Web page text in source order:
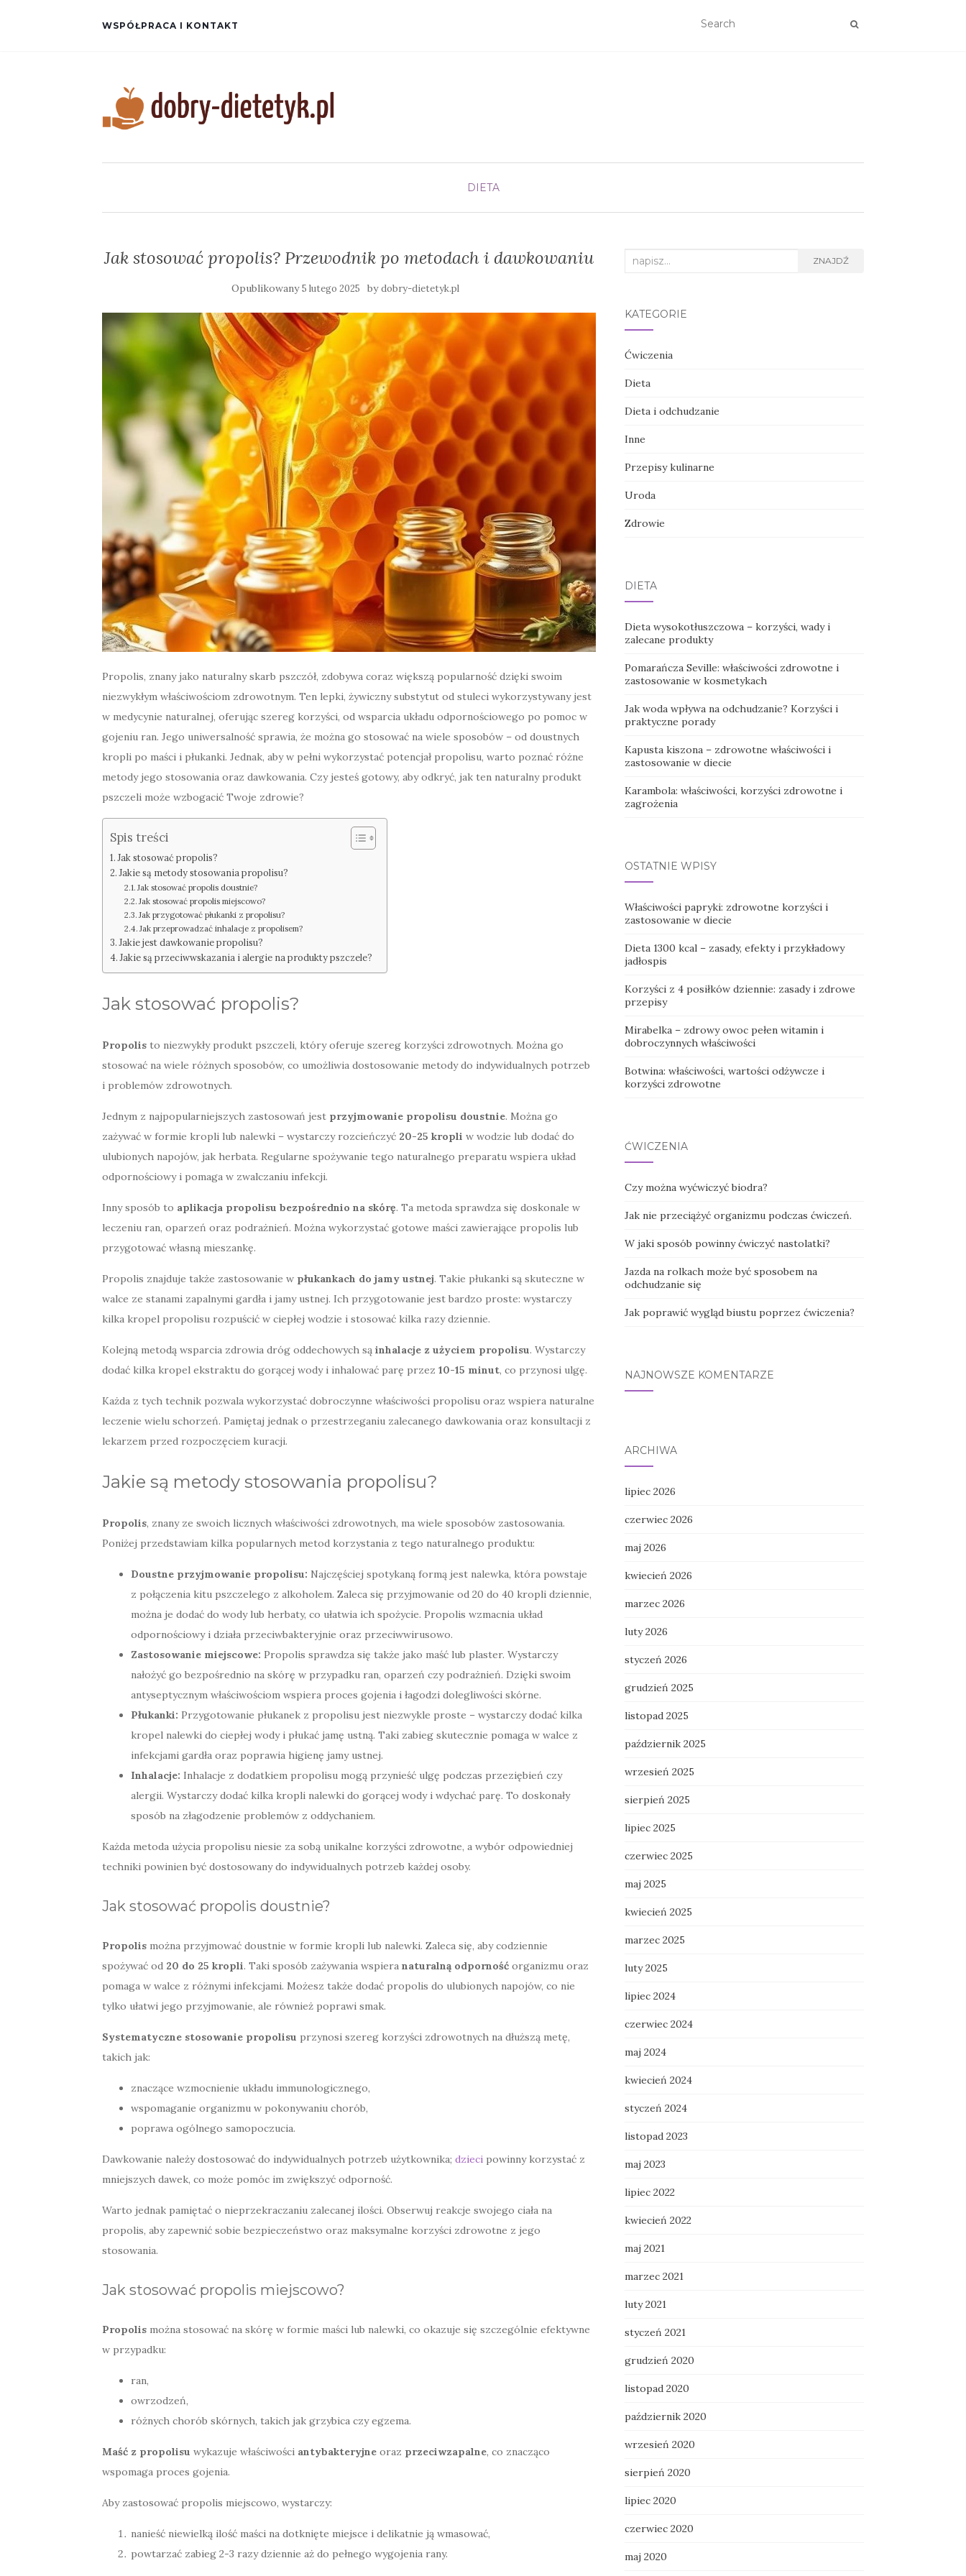
WSPÓŁPRACA I KONTAKT
DIETA
Jak stosować propolis? Przewodnik po metodach i dawkowaniu
Opublikowany5 lutego 2025 bydobry-dietetyk.pl
Propolis, znany jako naturalny skarb pszczół, zdobywa coraz większą popularność dzięki swoim
niezwykłym właściwościom zdrowotnym. Ten lepki, żywiczny substytut od stuleci wykorzystywany jest
w medycynie naturalnej, oferując szereg korzyści, od wsparcia układu odpornościowego po pomoc w
gojeniu ran. Jego uniwersalność sprawia, że można go stosować na wiele sposobów – od doustnych
kropli po maści i płukanki. Jednak, aby w pełni wykorzystać potencjał propolisu, warto poznać różne
metody jego stosowania oraz dawkowania. Czy jesteś gotowy, aby odkryć, jak ten naturalny produkt
pszczeli może wzbogacić Twoje zdrowie?
Spis treści
Jak stosować propolis?
Jakie są metody stosowania propolisu?
Jak stosować propolis doustnie?
Jak stosować propolis miejscowo?
Jak przygotować płukanki z propolisu?
Jak przeprowadzać inhalacje z propolisem?
Jakie jest dawkowanie propolisu?
Jakie są przeciwwskazania i alergie na produkty pszczele?
Jak stosować propolis?
Propolis to niezwykły produkt pszczeli, który oferuje szereg korzyści zdrowotnych. Można go
stosować na wiele różnych sposobów, co umożliwia dostosowanie metody do indywidualnych potrzeb
i problemów zdrowotnych.
Jednym z najpopularniejszych zastosowań jest przyjmowanie propolisu doustnie. Można go
zażywać w formie kropli lub nalewki – wystarczy rozcieńczyć 20-25 kropli w wodzie lub dodać do
ulubionych napojów, jak herbata. Regularne spożywanie tego naturalnego preparatu wspiera układ
odpornościowy i pomaga w zwalczaniu infekcji.
Inny sposób to aplikacja propolisu bezpośrednio na skórę. Ta metoda sprawdza się doskonale w
leczeniu ran, oparzeń oraz podrażnień. Można wykorzystać gotowe maści zawierające propolis lub
przygotować własną mieszankę.
Propolis znajduje także zastosowanie w płukankach do jamy ustnej. Takie płukanki są skuteczne w
walce ze stanami zapalnymi gardła i jamy ustnej. Ich przygotowanie jest bardzo proste: wystarczy
kilka kropel propolisu rozpuścić w ciepłej wodzie i stosować kilka razy dziennie.
Kolejną metodą wsparcia zdrowia dróg oddechowych są inhalacje z użyciem propolisu. Wystarczy
dodać kilka kropel ekstraktu do gorącej wody i inhalować parę przez 10-15 minut, co przynosi ulgę.
Każda z tych technik pozwala wykorzystać dobroczynne właściwości propolisu oraz wspiera naturalne
leczenie wielu schorzeń. Pamiętaj jednak o przestrzeganiu zalecanego dawkowania oraz konsultacji z
lekarzem przed rozpoczęciem kuracji.
Jakie są metody stosowania propolisu?
Propolis, znany ze swoich licznych właściwości zdrowotnych, ma wiele sposobów zastosowania.
Poniżej przedstawiam kilka popularnych metod korzystania z tego naturalnego produktu:
Doustne przyjmowanie propolisu: Najczęściej spotykaną formą jest nalewka, która powstaje
z połączenia kitu pszczelego z alkoholem. Zaleca się przyjmowanie od 20 do 40 kropli dziennie,
można je dodać do wody lub herbaty, co ułatwia ich spożycie. Propolis wzmacnia układ
odpornościowy i działa przeciwbakteryjnie oraz przeciwwirusowo.
Zastosowanie miejscowe: Propolis sprawdza się także jako maść lub plaster. Wystarczy
nałożyć go bezpośrednio na skórę w przypadku ran, oparzeń czy podrażnień. Dzięki swoim
antyseptycznym właściwościom wspiera proces gojenia i łagodzi dolegliwości skórne.
Płukanki: Przygotowanie płukanek z propolisu jest niezwykle proste – wystarczy dodać kilka
kropel nalewki do ciepłej wody i płukać jamę ustną. Taki zabieg skutecznie pomaga w walce z
infekcjami gardła oraz poprawia higienę jamy ustnej.
Inhalacje: Inhalacje z dodatkiem propolisu mogą przynieść ulgę podczas przeziębień czy
alergii. Wystarczy dodać kilka kropli nalewki do gorącej wody i wdychać parę. To doskonały
sposób na złagodzenie problemów z oddychaniem.
Każda metoda użycia propolisu niesie za sobą unikalne korzyści zdrowotne, a wybór odpowiedniej
techniki powinien być dostosowany do indywidualnych potrzeb każdej osoby.
Jak stosować propolis doustnie?
Propolis można przyjmować doustnie w formie kropli lub nalewki. Zaleca się, aby codziennie
spożywać od 20 do 25 kropli. Taki sposób zażywania wspiera naturalną odporność organizmu oraz
pomaga w walce z różnymi infekcjami. Możesz także dodać propolis do ulubionych napojów, co nie
tylko ułatwi jego przyjmowanie, ale również poprawi smak.
Systematyczne stosowanie propolisu przynosi szereg korzyści zdrowotnych na dłuższą metę,
takich jak:
znaczące wzmocnienie układu immunologicznego,
wspomaganie organizmu w pokonywaniu chorób,
poprawa ogólnego samopoczucia.
Dawkowanie należy dostosować do indywidualnych potrzeb użytkownika; dzieci powinny korzystać z
mniejszych dawek, co może pomóc im zwiększyć odporność.
Warto jednak pamiętać o nieprzekraczaniu zalecanej ilości. Obserwuj reakcje swojego ciała na
propolis, aby zapewnić sobie bezpieczeństwo oraz maksymalne korzyści zdrowotne z jego
stosowania.
Jak stosować propolis miejscowo?
Propolis można stosować na skórę w formie maści lub nalewki, co okazuje się szczególnie efektywne
w przypadku:
ran,
owrzodzeń,
różnych chorób skórnych, takich jak grzybica czy egzema.
Maść z propolisu wykazuje właściwości antybakteryjne oraz przeciwzapalne, co znacząco
wspomaga proces gojenia.
Aby zastosować propolis miejscowo, wystarczy:
nanieść niewielką ilość maści na dotknięte miejsce i delikatnie ją wmasować,
powtarzać zabieg 2-3 razy dziennie aż do pełnego wygojenia rany.
Search
ZNAJDŹ
KATEGORIE
Ćwiczenia
Dieta
Dieta i odchudzanie
Inne
Przepisy kulinarne
Uroda
Zdrowie
DIETA
Dieta wysokotłuszczowa – korzyści, wady i
zalecane produkty
Pomarańcza Seville: właściwości zdrowotne i
zastosowanie w kosmetykach
Jak woda wpływa na odchudzanie? Korzyści i
praktyczne porady
Kapusta kiszona – zdrowotne właściwości i
zastosowanie w diecie
Karambola: właściwości, korzyści zdrowotne i
zagrożenia
OSTATNIE WPISY
Właściwości papryki: zdrowotne korzyści i
zastosowanie w diecie
Dieta 1300 kcal – zasady, efekty i przykładowy
jadłospis
Korzyści z 4 posiłków dziennie: zasady i zdrowe
przepisy
Mirabelka – zdrowy owoc pełen witamin i
dobroczynnych właściwości
Botwina: właściwości, wartości odżywcze i
korzyści zdrowotne
ĆWICZENIA
Czy można wyćwiczyć biodra?
Jak nie przeciążyć organizmu podczas ćwiczeń.
W jaki sposób powinny ćwiczyć nastolatki?
Jazda na rolkach może być sposobem na
odchudzanie się
Jak poprawić wygląd biustu poprzez ćwiczenia?
NAJNOWSZE KOMENTARZE
ARCHIWA
lipiec 2026
czerwiec 2026
maj 2026
kwiecień 2026
marzec 2026
luty 2026
styczeń 2026
grudzień 2025
listopad 2025
październik 2025
wrzesień 2025
sierpień 2025
lipiec 2025
czerwiec 2025
maj 2025
kwiecień 2025
marzec 2025
luty 2025
lipiec 2024
czerwiec 2024
maj 2024
kwiecień 2024
styczeń 2024
listopad 2023
maj 2023
lipiec 2022
kwiecień 2022
maj 2021
marzec 2021
luty 2021
styczeń 2021
grudzień 2020
listopad 2020
październik 2020
wrzesień 2020
sierpień 2020
lipiec 2020
czerwiec 2020
maj 2020